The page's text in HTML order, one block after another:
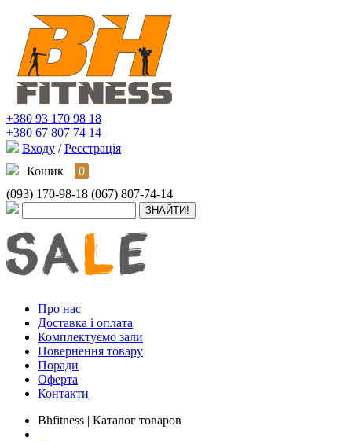
+380 93 170 98 18
+380 67 807 74 14
Входу / Реєстрація
Кошик
0
(093) 170-98-18 (067) 807-74-14
Про нас
Доставка і оплата
Комплектуємо зали
Повернення товару
Поради
Оферта
Контакти
Bhfitness | Каталог товаров